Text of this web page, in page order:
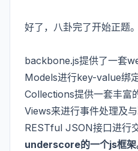
好了，八卦完了开始正题。
backbone.js提供了一套
Models进行key-value绑
Collections提供一套丰富
Views来进行事件处理及
RESTful JSON接口进行
underscore的一个js框架